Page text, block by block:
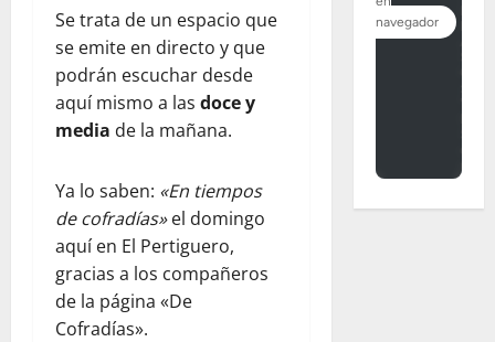
Se trata de un espacio que
se emite en directo y que
podrán escuchar desde
aquí mismo a las doce y
media de la mañana.
Ya lo saben: «En tiempos
de cofradías»el domingo
aquí en El Pertiguero,
gracias a los compañeros
de la página «De
Cofradías».